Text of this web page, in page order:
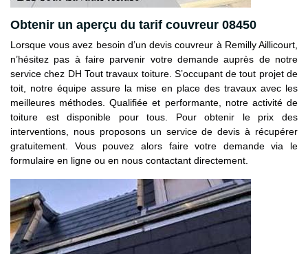
Obtenir un aperçu du tarif couvreur 08450
Lorsque vous avez besoin d’un devis couvreur à Remilly Aillicourt,
n’hésitez pas à faire parvenir votre demande auprès de notre
service chez DH Tout travaux toiture. S’occupant de tout projet de
toit, notre équipe assure la mise en place des travaux avec les
meilleures méthodes. Qualifiée et performante, notre activité de
toiture est disponible pour tous. Pour obtenir le prix des
interventions, nous proposons un service de devis à récupérer
gratuitement. Vous pouvez alors faire votre demande via le
formulaire en ligne ou en nous contactant directement.